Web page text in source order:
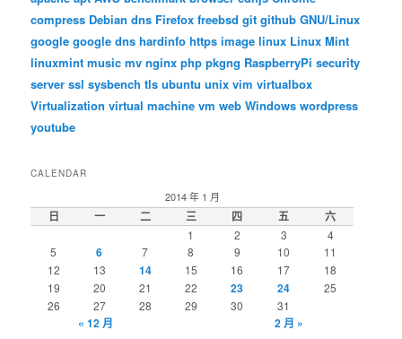
compress Debian dns Firefox freebsd git github GNU/Linux
google google dns hardinfo https image linux Linux Mint
linuxmint music mv nginx php pkgng RaspberryPi security
server ssl sysbench tls ubuntu unix vim virtualbox
Virtualization virtual machine vm web Windows wordpress
youtube
CALENDAR
2014 年 1 月
日 一 二 三 四 五 六
1 2 3
4
5
6 7 8 9 10
11
12
13 14 15 16 17
18
19
20 21 22 23 24
25
26
27 28 29 30 31
« 12 月 2 月 »